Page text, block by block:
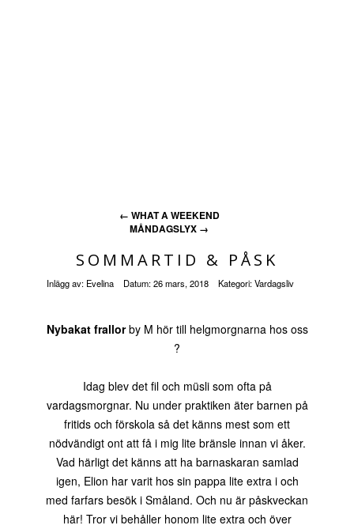
← WHAT A WEEKEND
MÅNDAGSLYX →
SOMMARTID & PÅSK
Inlägg av: Evelina Datum:26 mars, 2018 Kategori:Vardagsliv
Nybakat frallorby M hör till helgmorgnarna hos oss
?
Idag blev det fil och müsli som ofta på
vardagsmorgnar. Nu under praktiken äter barnen på
fritids och förskola så det känns mest som ett
nödvändigt ont att få i mig lite bränsle innan vi åker.
Vad härligt det känns att ha barnaskaran samlad
igen, Elion har varit hos sin pappa lite extra i och
med farfars besök i Småland. Och nu är påskveckan
här! Tror vi behåller honom lite extra och över